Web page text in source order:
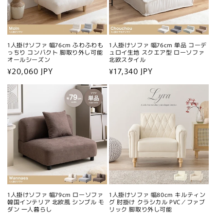
1人掛けソファ 幅76cm ふわふわも
っちり コンパクト 脚取り外し可能
オールシーズン
通
常
価
格
¥20,060 JPY
1人掛けソファ 幅76cm 単品 コーデ
ュロイ生地 スクエア型 ローソファ
北欧スタイル
通
常
¥17,340 JPY
1人掛けソファ 幅79cm ローソファ
韓国インテリア 北欧風 シンプル モ
ダン 一人暮らし
1人掛けソファ 幅80cm キルティン
グ 肘掛け クラシカル PVC／ファブ
リック 脚取り外し可能